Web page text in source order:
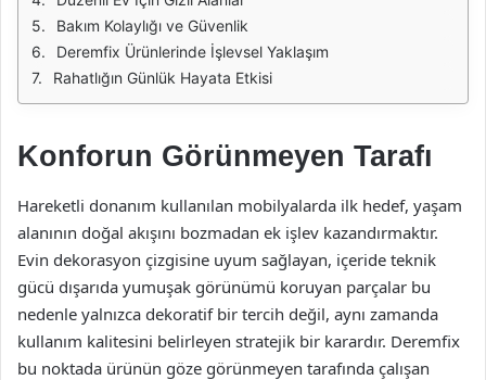
Bakım Kolaylığı ve Güvenlik
Deremfix Ürünlerinde İşlevsel Yaklaşım
Rahatlığın Günlük Hayata Etkisi
Konforun Görünmeyen Tarafı
Hareketli donanım kullanılan mobilyalarda ilk hedef, yaşam
alanının doğal akışını bozmadan ek işlev kazandırmaktır.
Evin dekorasyon çizgisine uyum sağlayan, içeride teknik
gücü dışarıda yumuşak görünümü koruyan parçalar bu
nedenle yalnızca dekoratif bir tercih değil, aynı zamanda
kullanım kalitesini belirleyen stratejik bir karardır. Deremfix
bu noktada ürünün göze görünmeyen tarafında çalışan